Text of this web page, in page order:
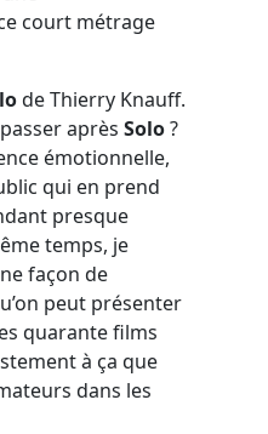
court métrage
de Thierry Knauff.
après Solo?
émotionnelle,
qui en prend
presque
temps, je
façon de
peut présenter
quarante films
à ça que
dans les